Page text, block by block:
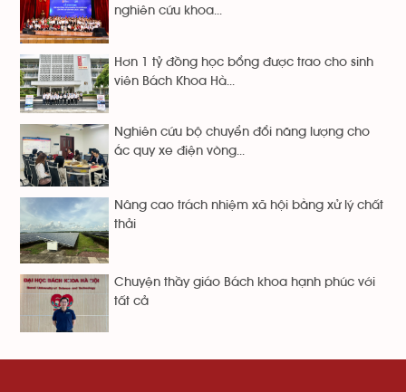
nghiên cứu khoa...
Hơn 1 tỷ đồng học bổng được trao cho sinh
viên Bách Khoa Hà...
Nghiên cứu bộ chuyển đổi năng lượng cho
ắc quy xe điện vòng...
Nâng cao trách nhiệm xã hội bằng xử lý chất
thải
Chuyện thầy giáo Bách khoa hạnh phúc với
tất cả